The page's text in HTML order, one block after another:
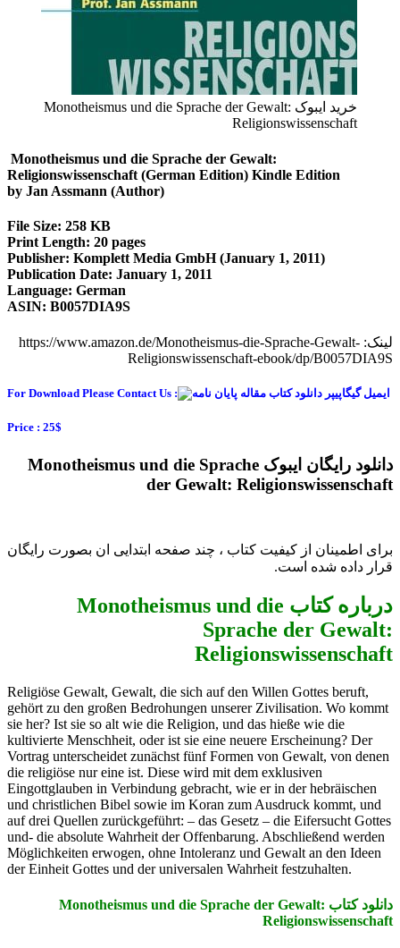
خرید ایبوک Monotheismus und die Sprache der Gewalt:
Religionswissenschaft
Monotheismus und die Sprache der Gewalt:
Religionswissenschaft (German Edition) Kindle Edition
by Jan Assmann (Author)
File Size: 258 KB
Print Length: 20 pages
Publisher: Komplett Media GmbH (January 1, 2011)
Publication Date: January 1, 2011
Language: German
ASIN: B0057DIA9S
لینک: https://www.amazon.de/Monotheismus-die-Sprache-Gewalt-
Religionswissenschaft-ebook/dp/B0057DIA9S
For Download Please Contact Us :
Price : 25$
دانلود رایگان ایبوک Monotheismus und die Sprache
der Gewalt: Religionswissenschaft
برای اطمینان از کیفیت کتاب ، چند صفحه ابتدایی ان بصورت رایگان
قرار داده شده است.
درباره کتاب Monotheismus und die
Sprache der Gewalt:
Religionswissenschaft
Religiöse Gewalt, Gewalt, die sich auf den Willen Gottes beruft,
gehört zu den großen Bedrohungen unserer Zivilisation. Wo kommt
sie her? Ist sie so alt wie die Religion, und das hieße wie die
kultivierte Menschheit, oder ist sie eine neuere Erscheinung? Der
Vortrag unterscheidet zunächst fünf Formen von Gewalt, von denen
die religiöse nur eine ist. Diese wird mit dem exklusiven
Eingottglauben in Verbindung gebracht, wie er in der hebräischen
und christlichen Bibel sowie im Koran zum Ausdruck kommt, und
auf drei Quellen zurückgeführt: – das Gesetz – die Eifersucht Gottes
und- die absolute Wahrheit der Offenbarung. Abschließend werden
Möglichkeiten erwogen, ohne Intoleranz und Gewalt an den Ideen
der Einheit Gottes und der universalen Wahrheit festzuhalten.
دانلود کتاب Monotheismus und die Sprache der Gewalt:
Religionswissenschaft